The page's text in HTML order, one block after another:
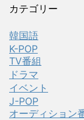
カテゴリー
韓国語
K-POP
TV番組
ドラマ
イベント
J-POP
オーディション